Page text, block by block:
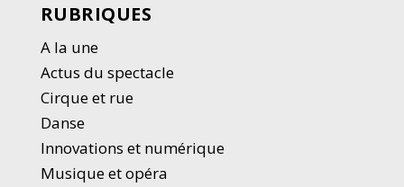
RUBRIQUES
A la une
Actus du spectacle
Cirque et rue
Danse
Innovations et numérique
Musique et opéra